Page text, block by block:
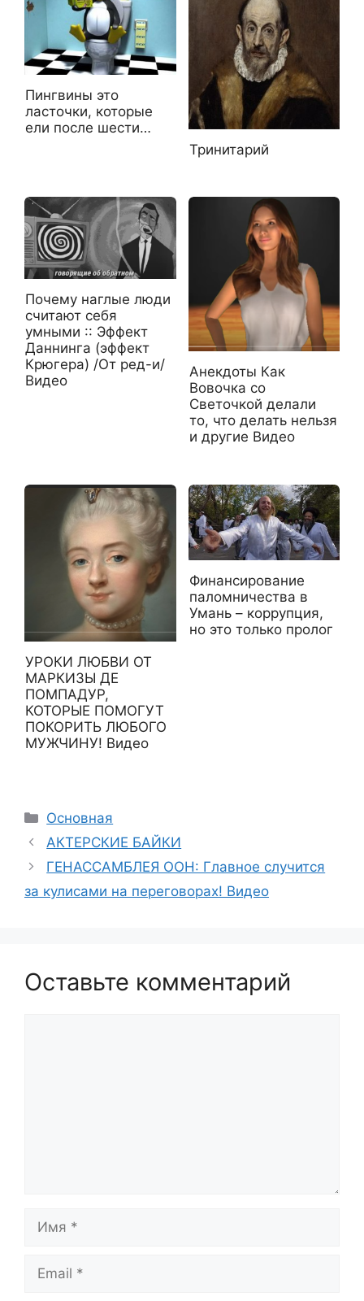
Пингвины это
ласточки, которые
ели после шести…
Тринитарий
Почему наглые люди
считают себя
умными :: Эффект
Даннинга (эффект
Крюгера) /От ред-и/
Видео
Анекдоты Как
Вовочка со
Светочкой делали
то, что делать нельзя
и другие Видео
УРОКИ ЛЮБВИ ОТ
МАРКИЗЫ ДЕ
ПОМПАДУР,
КОТОРЫЕ ПОМОГУТ
ПОКОРИТЬ ЛЮБОГО
МУЖЧИНУ! Видео
Финансирование
паломничества в
Умань – коррупция,
но это только пролог
Рубрики
Основная
АКТЕРСКИЕ БАЙКИ
ГЕНАССАМБЛЕЯ ООН: Главное случится
за кулисами на переговорах! Видео
Оставьте комментарий
Имя
Email